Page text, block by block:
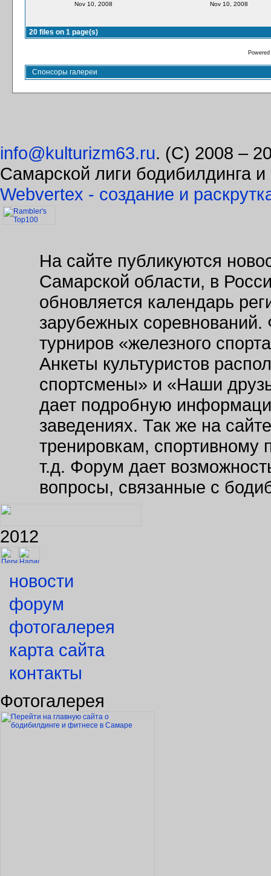
Nov 10, 2008
Nov 10, 2008
20 files on 1 page(s)
Спонсоры галереи
info@kulturizm63.ru. (C) 2008 –
Самарской лиги бодибилдинга
Webvertex - создание и
На сайте публикуются
Самарской области, в
обновляется календарь
зарубежных соревнований.
турниров «железного
Анкеты культуристов
спортсмены» и «Наши
дает подробную
заведениях. Так же на
тренировкам, спортивному
т.д. Форум дает
вопросы, связанные с
2012
новости
форум
фотогалерея
карта сайта
контакты
Фотогалерея